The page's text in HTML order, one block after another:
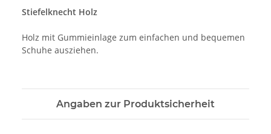
Stiefelknecht Holz
Holz mit Gummieinlage zum einfachen und bequemen
Schuhe ausziehen.
Angaben zur Produktsicherheit